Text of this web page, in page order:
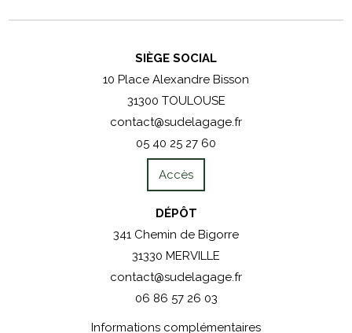
SIÈGE SOCIAL
10 Place Alexandre Bisson
31300 TOULOUSE
contact@sudelagage.fr
05 40 25 27 60
Accès
DÉPÔT
341 Chemin de Bigorre
31330 MERVILLE
contact@sudelagage.fr
06 86 57 26 03
Informations complémentaires